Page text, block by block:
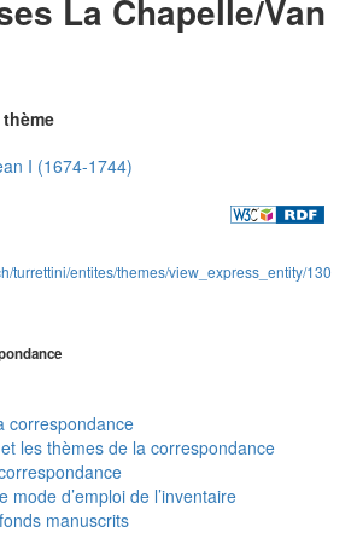
La Chapelle/Van
I (1674-1744)
turrettini/entites/themes/view_express_entity/130
correspondance
les thèmes de la correspondance
mode d’emploi de l’inventaire
manuscrits